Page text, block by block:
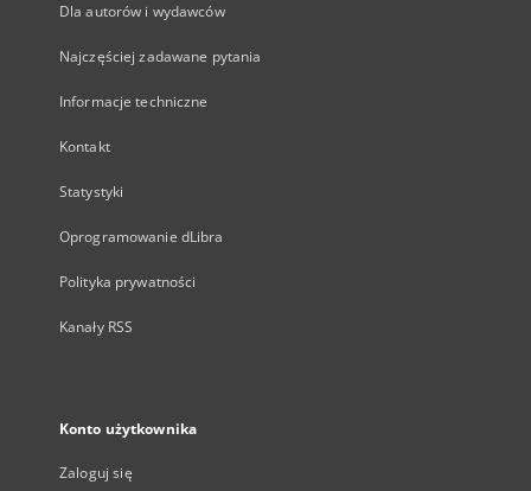
Dla autorów i wydawców
Najczęściej zadawane pytania
Informacje techniczne
Kontakt
Statystyki
Oprogramowanie dLibra
Polityka prywatności
Kanały RSS
Konto użytkownika
Zaloguj się